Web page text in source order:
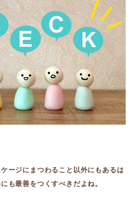
ージにまつわること以外にもあるは
も最善をつくすべきだよね。